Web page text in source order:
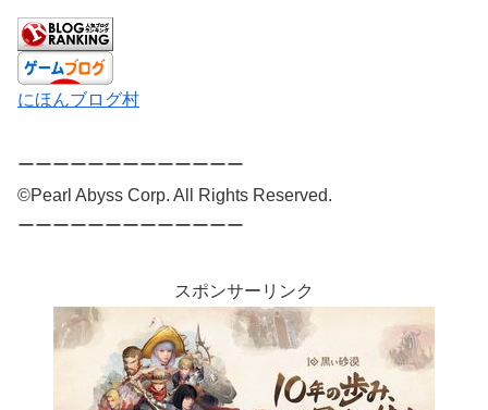
にほんブログ村
ーーーーーーーーーーーーー
©Pearl Abyss Corp. All Rights Reserved.
ーーーーーーーーーーーーー
スポンサーリンク